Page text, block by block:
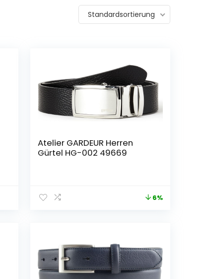
Standardsortierung
Atelier GARDEUR Herren
Gürtel HG-002 49669
6%